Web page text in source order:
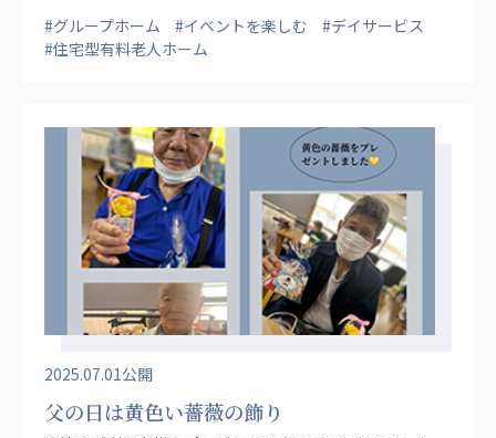
#グループホーム
#イベントを楽しむ
#デイサービス
#住宅型有料老人ホーム
2025.07.01公開
父の日は黄色い薔薇の飾り